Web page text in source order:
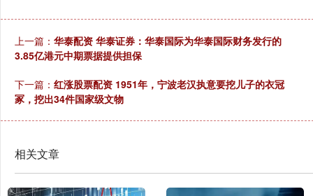
上一篇： 华泰配资 华泰证券：华泰国际为华泰国际财务发行的
3.85亿港元中期票据提供担保
下一篇： 红涨股票配资 1951年，宁波老汉执意要挖儿子的衣冠
冢，挖出34件国家级文物
相关文章